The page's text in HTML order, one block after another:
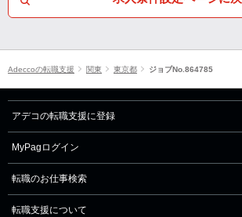
Adeccoの転職支援 関東 東京都 ジョブNo.864785
アデコの転職支援に登録
MyPagログイン
転職のお仕事検索
転職支援について